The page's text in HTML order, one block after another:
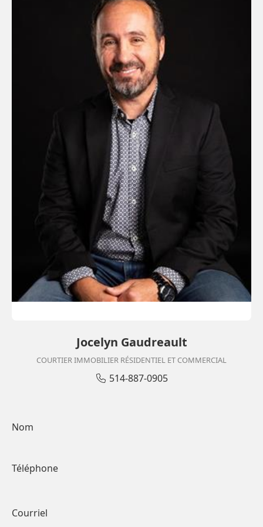
Jocelyn Gaudreault
COURTIER IMMOBILIER RÉSIDENTIEL ET COMMERCIAL
514-887-0905
Nom
Téléphone
Courriel